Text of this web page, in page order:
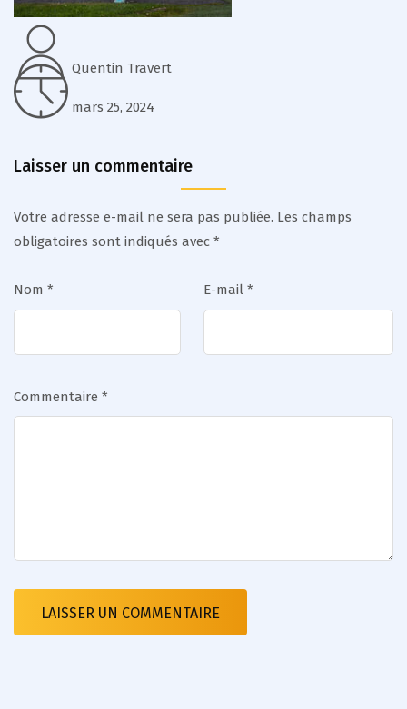
Quentin Travert
mars 25, 2024
Laisser un commentaire
Votre adresse e-mail ne sera pas publiée. Les champs
obligatoires sont indiqués avec *
Nom * E-mail *
Commentaire *